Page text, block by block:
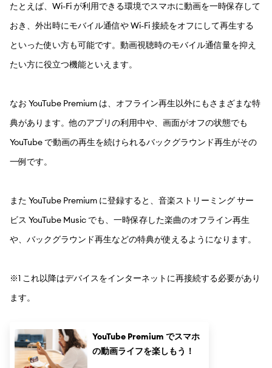
たとえば、Wi-Fi が利用できる環境でスマホに動画を一時保存して
おき、外出時にモバイル通信や Wi-Fi 接続をオフにして再生する
といった使い方も可能です。動画視聴時のモバイル通信量を抑え
たい方に役立つ機能といえます。
なお YouTube Premium は、オフライン再生以外にもさまざまな特
典があります。他のアプリの利用中や、画面がオフの状態でも
YouTube で動画の再生を続けられるバックグラウンド再生がその
一例です。
また YouTube Premium に登録すると、音楽ストリーミング サー
ビス YouTube Music でも、一時保存した楽曲のオフライン再生
や、バックグラウンド再生などの特典が使えるようになります。
※1 これ以降はデバイスをインターネットに再接続する必要があり
ます。
YouTube Premium でスマホ
の動画ライフを楽しもう！